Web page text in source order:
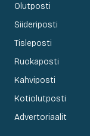
Olutposti
Siideriposti
Tisleposti
Ruokaposti
Kahviposti
Kotiolutposti
Advertoriaalit